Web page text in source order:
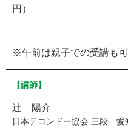
円）
※午前は親子での受講も可
【講師】
辻 陽介
日本テコンドー協会 三段 愛